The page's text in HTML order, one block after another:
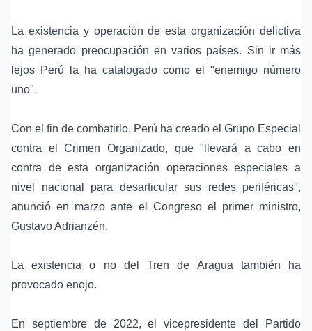
La existencia y operación de esta organización delictiva
ha generado preocupación en varios países. Sin ir más
lejos Perú la ha catalogado como el "enemigo número
uno".
Con el fin de combatirlo, Perú ha creado el Grupo Especial
contra el Crimen Organizado, que "llevará a cabo en
contra de esta organización operaciones especiales a
nivel nacional para desarticular sus redes periféricas",
anunció en marzo ante el Congreso el primer ministro,
Gustavo Adrianzén.
La existencia o no del Tren de Aragua también ha
provocado enojo.
En septiembre de 2022, el vicepresidente del Partido